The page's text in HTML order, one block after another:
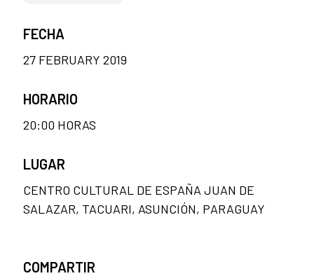
FECHA
27 FEBRUARY 2019
HORARIO
20:00 HORAS
LUGAR
CENTRO CULTURAL DE ESPAÑA JUAN DE
SALAZAR, TACUARI, ASUNCIÓN, PARAGUAY
COMPARTIR